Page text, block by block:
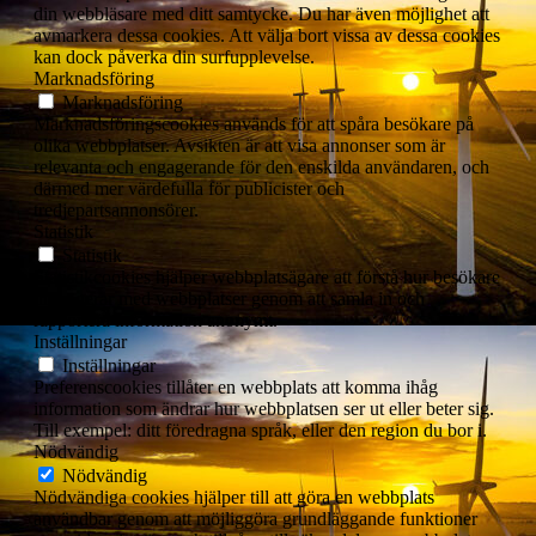
din webbläsare med ditt samtycke. Du har även möjlighet att
avmarkera dessa cookies. Att välja bort vissa av dessa cookies
kan dock påverka din surfupplevelse.
Marknadsföring
Marknadsföring
Marknadsföringscookies används för att spåra besökare på
olika webbplatser. Avsikten är att visa annonser som är
relevanta och engagerande för den enskilda användaren, och
därmed mer värdefulla för publicister och
tredjepartsannonsörer.
Statistik
Statistik
Statistikcookies hjälper webbplatsägare att förstå hur besökare
interagerar med webbplatser genom att samla in och
rapportera information anonymt.
Inställningar
Inställningar
Preferenscookies tillåter en webbplats att komma ihåg
information som ändrar hur webbplatsen ser ut eller beter sig.
Till exempel: ditt föredragna språk, eller den region du bor i.
Nödvändig
Nödvändig
Nödvändiga cookies hjälper till att göra en webbplats
användbar genom att möjliggöra grundläggande funktioner